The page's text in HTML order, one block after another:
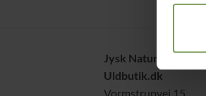
Jysk Naturpleje ApS
Uldbutik.dk
Vormstrupvej 15